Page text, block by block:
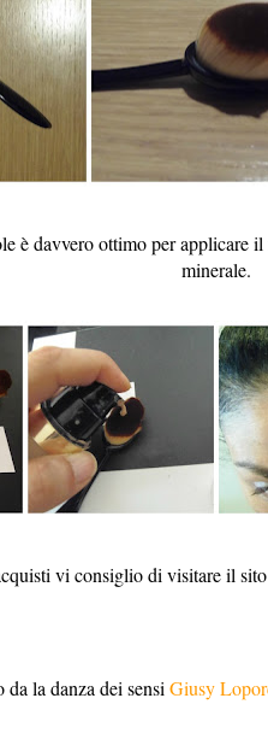
è davvero ottimo per applicare
minerale.
vi consiglio di visitare il
da la danza dei sensi Giusy